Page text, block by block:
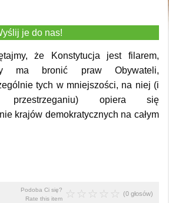
je do nas!
że Konstytucja jest filarem,
ma bronić praw Obywateli,
tych w mniejszości, na niej (i
opiera się
krajów demokratycznych na całym
Podoba Ci się?
Rate this item
(0 głosów)